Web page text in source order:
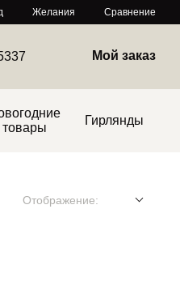
Желания Сравнение
Мой заказ
товары
Гирлянды
Отображение: